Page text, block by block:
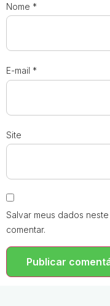
Nome *
E-mail *
Site
Salvar meus dados
comentar.